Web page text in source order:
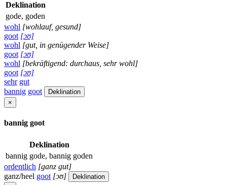
Deklination
gode, goden
wohl [wohlauf, gesund]
goot [ɔʊ]
wohl [gut, in genügender Weise]
goot [ɔʊ]
wohl [bekräftigend: durchaus, sehr wohl]
goot [ɔʊ]
sehr gut
bannig goot
Deklination
×
bannig goot
Deklination
bannig gode, bannig goden
ordentlich [ganz gut]
ganz/heel goot [ɔʊ]
Deklination